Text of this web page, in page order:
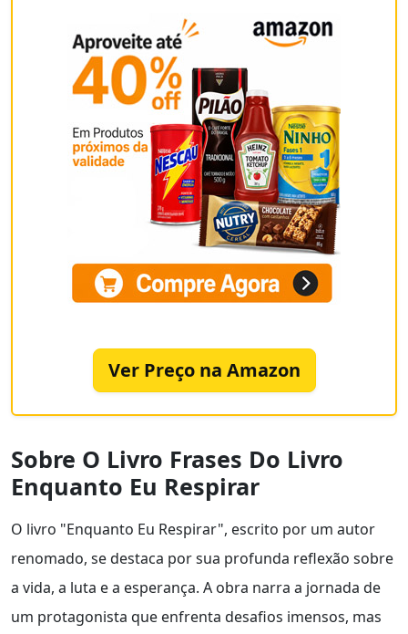
Ver Preço na Amazon
Sobre O Livro Frases Do Livro
Enquanto Eu Respirar
O livro "Enquanto Eu Respirar", escrito por um autor
renomado, se destaca por sua profunda reflexão sobre
a vida, a luta e a esperança. A obra narra a jornada de
um protagonista que enfrenta desafios imensos, mas